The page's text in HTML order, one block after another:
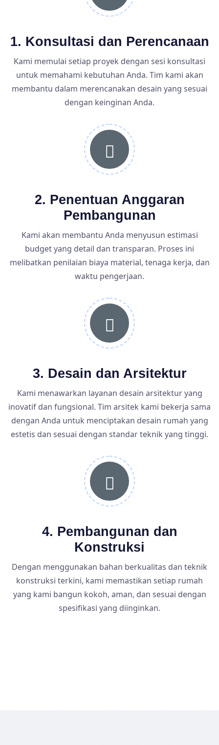
1. Konsultasi dan Perencanaan
Kami memulai setiap proyek dengan sesi konsultasi
untuk memahami kebutuhan Anda. Tim kami akan
membantu dalam merencanakan desain yang sesuai
dengan keinginan Anda.
2. Penentuan Anggaran
Pembangunan
Kami akan membantu Anda menyusun estimasi
budget yang detail dan transparan. Proses ini
melibatkan penilaian biaya material, tenaga kerja, dan
waktu pengerjaan.
3. Desain dan Arsitektur
Kami menawarkan layanan desain arsitektur yang
inovatif dan fungsional. Tim arsitek kami bekerja sama
dengan Anda untuk menciptakan desain rumah yang
estetis dan sesuai dengan standar teknik yang tinggi.
4. Pembangunan dan
Konstruksi
Dengan menggunakan bahan berkualitas dan teknik
konstruksi terkini, kami memastikan setiap rumah
yang kami bangun kokoh, aman, dan sesuai dengan
spesifikasi yang diinginkan.